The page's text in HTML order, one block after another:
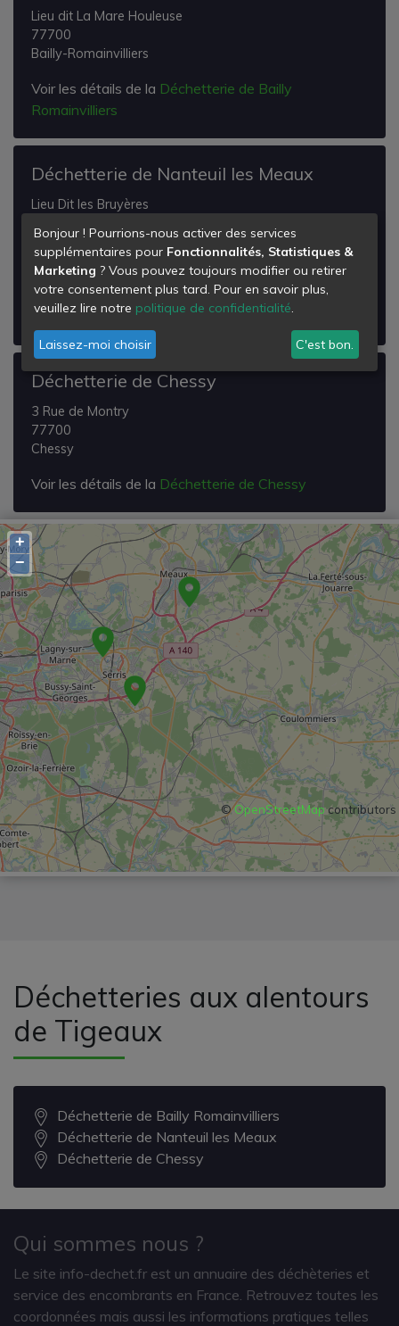
Lieu dit La Mare Houleuse
77700
Bailly-Romainvilliers
Voir les détails de la Déchetterie de Bailly
Romainvilliers
Déchetterie de Nanteuil les Meaux
Lieu Dit les Bruyères
77100
Nanteuil-lès-Meaux
Voir les détails de laDéchetterie de Nanteuil les
Meaux
Déchetterie de Chessy
3 Rue de Montry
77700
Chessy
Voir les détails de la Déchetterie de Chessy
+
−
©OpenStreetMapcontributors
Déchetteries aux alentours
de Tigeaux
Déchetterie de Bailly Romainvilliers
Déchetterie de Nanteuil les Meaux
Déchetterie de Chessy
Qui sommes nous ?
Le site info-dechet.fr est un annuaire des déchèteries et
service des encombrants en France. Retrouvez toutes les
coordonnées mais aussi les informations pratiques telles
Bonjour ! Pourrions-nous activer des services
supplémentaires pour Fonctionnalités, Statistiques &
Marketing ? Vous pouvez toujours modifier ou retirer
votre consentement plus tard. Pour en savoir plus,
veuillez lire notre politique de confidentialité.
Laissez-moi choisir C'est bon.